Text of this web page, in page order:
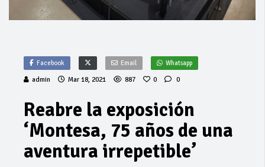
Facebook Email Whatsapp
admin Mar 18, 2021 887 0 0
Reabre la exposición
‘Montesa, 75 años de una
aventura irrepetible’